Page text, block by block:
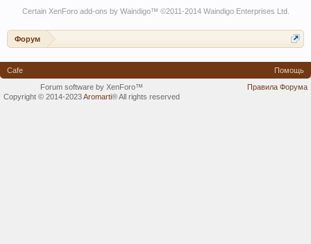
Certain XenForo add-ons by Waindigo™ ©2011-2014 Waindigo Enterprises Ltd.
Форум
Cafe
Помощь
Правила Форума
Forum software by XenForo™
Copyright © 2014-2023Aromarti®All rights reserved